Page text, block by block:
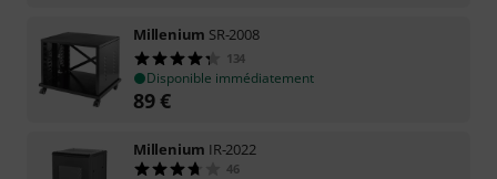
Millenium SR-2008
134
Disponible immédiatement
89€
Millenium IR-2022
46